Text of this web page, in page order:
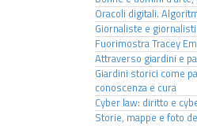
Oracoli digitali.
Giornaliste e giornalisti
Fuorimostra Tracey
Attraverso giardini e
Giardini storici come
conoscenza e cura
Cyber law: diritto e
Storie, mappe e foto